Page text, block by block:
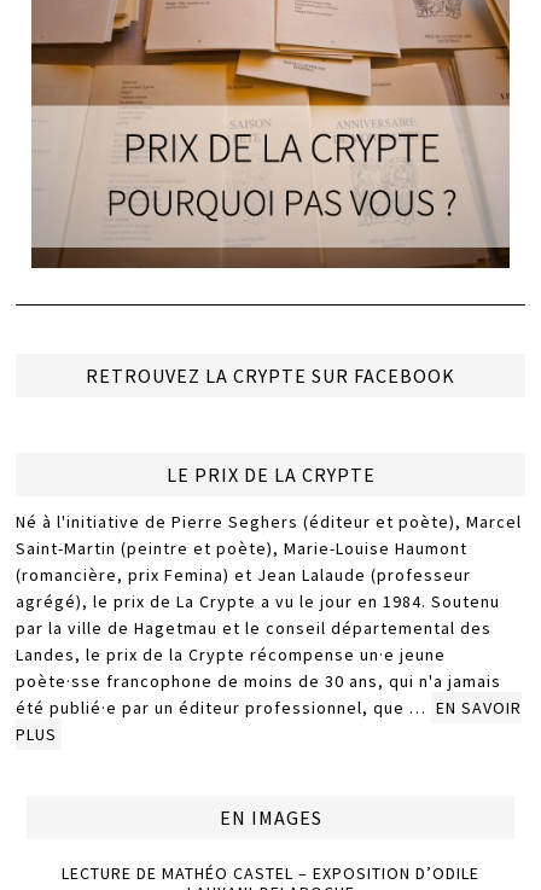
RETROUVEZ LA CRYPTE SUR FACEBOOK
LE PRIX DE LA CRYPTE
Né à l'initiative de Pierre Seghers (éditeur et poète), Marcel
Saint-Martin (peintre et poète), Marie-Louise Haumont
(romancière, prix Femina) et Jean Lalaude (professeur
agrégé), le prix de La Crypte a vu le jour en 1984. Soutenu
par la ville de Hagetmau et le conseil départemental des
Landes, le prix de la Crypte récompense un·e jeune
poète·sse francophone de moins de 30 ans, qui n'a jamais
été publié·e par un éditeur professionnel, que … EN SAVOIR
PLUS
EN IMAGES
LECTURE DE MATHÉO CASTEL – EXPOSITION D’ODILE